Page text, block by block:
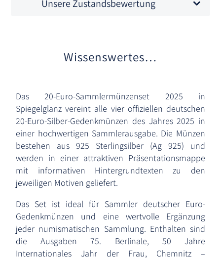
Unsere Zustandsbewertung
Wissenswertes…
Das 20-Euro-Sammlermünzenset 2025 in
Spiegelglanz vereint alle vier offiziellen deutschen
20-Euro-Silber-Gedenkmünzen des Jahres 2025 in
einer hochwertigen Sammlerausgabe. Die Münzen
bestehen aus 925 Sterlingsilber (Ag 925) und
werden in einer attraktiven Präsentationsmappe
mit informativen Hintergrundtexten zu den
jeweiligen Motiven geliefert.
Das Set ist ideal für Sammler deutscher Euro-
Gedenkmünzen und eine wertvolle Ergänzung
jeder numismatischen Sammlung. Enthalten sind
die Ausgaben 75. Berlinale, 50 Jahre
Internationales Jahr der Frau, Chemnitz –